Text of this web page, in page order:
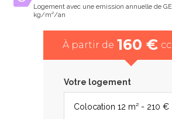
Logement avec une emission annuelle de
kg/m²/an
À partir de 160 €
Votre logement